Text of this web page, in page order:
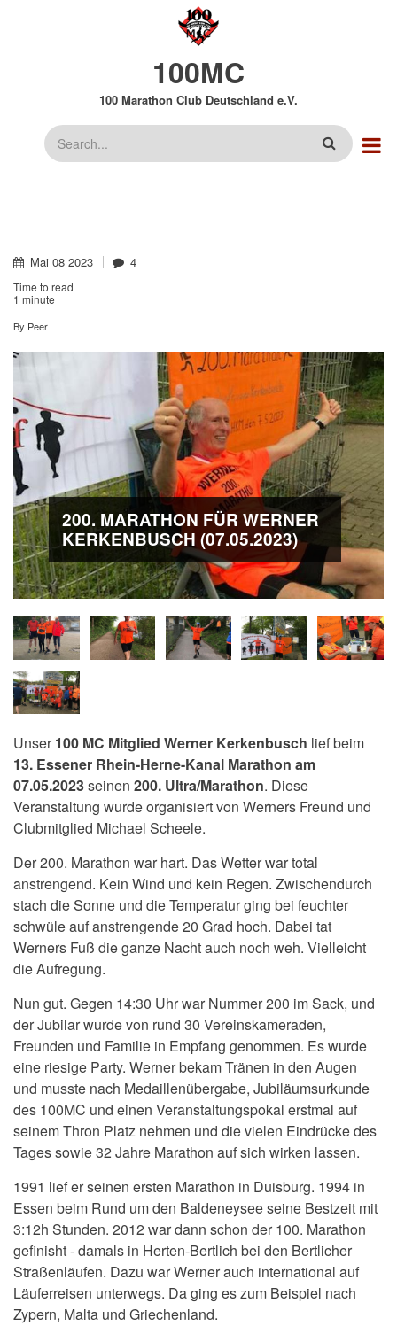
100MC
100 Marathon Club Deutschland e.V.
Suche
Mai 08 2023 4
Time to read
1 minute
By Peer
200. MARATHON FÜR WERNER
KERKENBUSCH (07.05.2023)
Unser100 MC Mitglied Werner Kerkenbusch lief beim
13. Essener Rhein-Herne-Kanal Marathon am
07.05.2023seinen 200. Ultra/Marathon. Diese
Veranstaltung wurde organisiert von Werners Freund und
Clubmitglied Michael Scheele.
Der 200. Marathon war hart. Das Wetter war total
anstrengend. Kein Wind und kein Regen. Zwischendurch
stach die Sonne und die Temperatur ging bei feuchter
schwüle auf anstrengende 20 Grad hoch. Dabei tat
Werners Fuß die ganze Nacht auch noch weh. Vielleicht
die Aufregung.
Nun gut. Gegen 14:30 Uhr war Nummer 200 im Sack, und
der Jubilar wurde von rund 30 Vereinskameraden,
Freunden und Familie in Empfang genommen. Es wurde
eine riesige Party. Werner bekam Tränen in den Augen
und musste nach Medaillenübergabe, Jubiläumsurkunde
des 100MC und einen Veranstaltungspokal erstmal auf
seinem Thron Platz nehmen und die vielen Eindrücke des
Tages sowie 32 Jahre Marathon auf sich wirken lassen.
1991 lief er seinen ersten Marathon in Duisburg. 1994 in
Essen beim Rund um den Baldeneysee seine Bestzeit mit
3:12h Stunden. 2012 war dann schon der 100. Marathon
gefinisht - damals in Herten-Bertlich bei den Bertlicher
Straßenläufen. Dazu war Werner auch international auf
Läuferreisen unterwegs. Da ging es zum Beispiel nach
Zypern, Malta und Griechenland.